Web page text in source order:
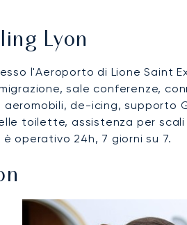
Lyon
l'Aeroporto di Lione Saint
sale conferenze,
de-icing, supporto
toilette, assistenza per
operativo 24h, 7 giorni su 7.